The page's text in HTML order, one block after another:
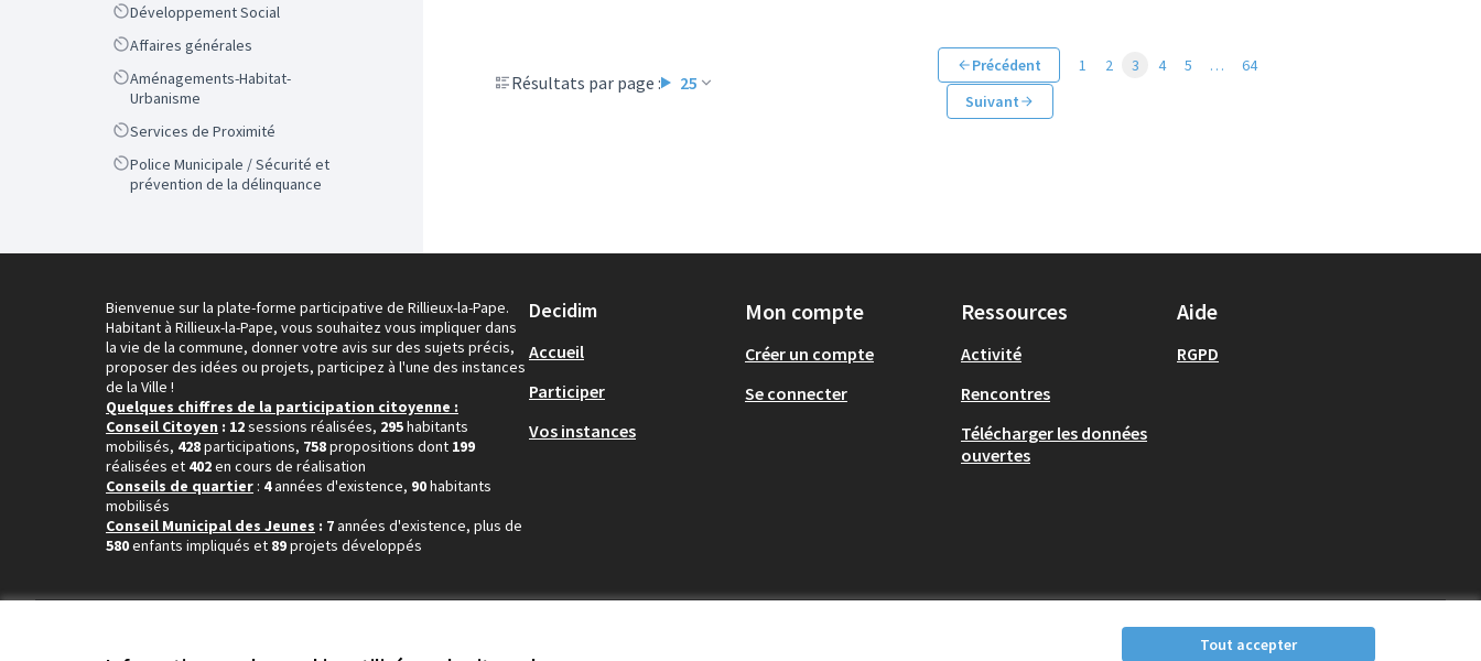
Tout accepter
ScopeDéveloppement Social
ScopeAffaires générales
Scope
Aménagements-Habitat-
Urbanisme
ScopeServices de Proximité
Scope
Police Municipale / Sécurité et
prévention de la délinquance
Résultats par page : 25
Précédent 1 2 3 4 5 …
64
Suivant
Bienvenue sur la plate-forme participative de Rillieux-la-Pape.
Habitant à Rillieux-la-Pape, vous souhaitez vous impliquer dans
la vie de la commune, donner votre avis sur des sujets précis,
proposer des idées ou projets, participez à l'une des instances
de la Ville !
Quelques chiffres de la participation citoyenne :
Conseil Citoyen : 12sessions réalisées, 295habitants
mobilisés, 428participations, 758propositions dont 199
réalisées et 402en cours de réalisation
Conseils de quartier : 4années d'existence, 90habitants
mobilisés
Conseil Municipal des Jeunes : 7années d'existence, plus de
580enfants impliqués et 89projets développés
Decidim
Accueil
Participer
Vos instances
Mon compte
Créer un compte
Se connecter
Ressources
Activité
Rencontres
Télécharger les données
ouvertes
Aide
RGPD